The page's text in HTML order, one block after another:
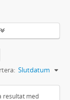
Slutdatum
resultat med